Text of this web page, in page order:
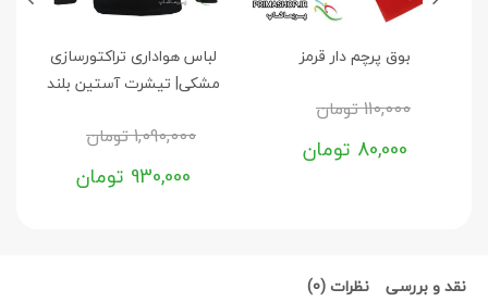
بوق پرچم دار قرمز
110,000تومان
80,000 تومان
لباس هواداری تراکتورسازی
مشکی| تیشرت آستین بلند
1,090,000تومان
930,000 تومان
نقد و بررسی نظرات (0)